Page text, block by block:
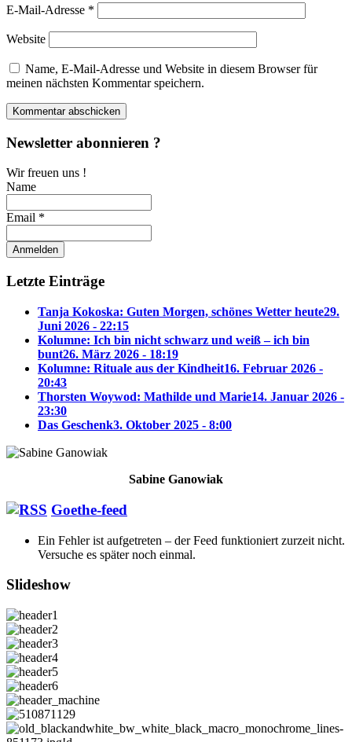
E-Mail-Adresse *
Website
Name, E-Mail-Adresse und Website in diesem Browser für
meinen nächsten Kommentar speichern.
Newsletter abonnieren ?
Wir freuen uns !
Name
Email *
Letzte Einträge
Tanja Kokoska: Guten Morgen, schönes Wetter heute29.
Juni 2026 - 22:15
Kolumne: Ich bin nicht schwarz und weiß – ich bin
bunt26. März 2026 - 18:19
Kolumne: Rituale aus der Kindheit16. Februar 2026 -
20:43
Thorsten Woywod: Mathilde und Marie14. Januar 2026 -
23:30
Das Geschenk3. Oktober 2025 - 8:00
Sabine Ganowiak
Goethe-feed
Ein Fehler ist aufgetreten – der Feed funktioniert zurzeit nicht.
Versuche es später noch einmal.
Slideshow